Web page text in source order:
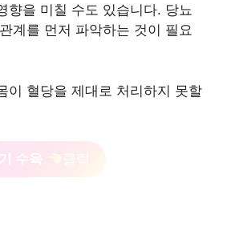
향을 미칠 수도 있습니다. 당뇨
계를 먼저 파악하는 것이 필요
이 혈당을 제대로 처리하지 못할
수육